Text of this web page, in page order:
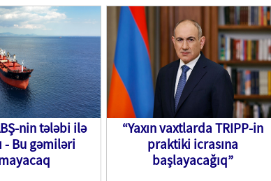
nin tələbi ilə
- Bu gəmiləri
“Yaxın vaxtlarda TRIPP-in
praktiki icrasına
başlayacağıq”